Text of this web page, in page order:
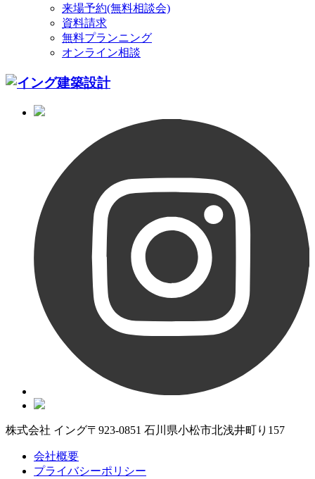
来場予約(無料相談会)
資料請求
無料プランニング
オンライン相談
株式会社 イング〒923-0851 石川県小松市北浅井町り157
会社概要
プライバシーポリシー